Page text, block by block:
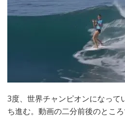
3度、世界チャンピオンになって
ち進む。動画の二分前後のとこ